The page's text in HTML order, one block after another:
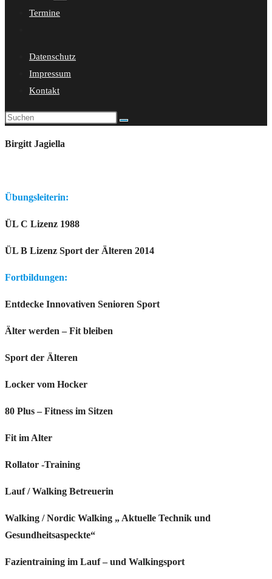
Termine
umschalten
Datenschutz
Impressum
Kontakt
Birgitt Jagiella
Übungsleiterin:
ÜL C Lizenz 1988
ÜL B Lizenz Sport der Älteren 2014
Fortbildungen:
Entdecke Innovativen Senioren Sport
Älter werden – Fit bleiben
Sport der Älteren
Locker vom Hocker
80 Plus – Fitness im Sitzen
Fit im Alter
Rollator -Training
Lauf / Walking Betreuerin
Walking / Nordic Walking „ Aktuelle Technik und
Gesundheitsaspeckte“
Fazientraining im Lauf – und Walkingsport